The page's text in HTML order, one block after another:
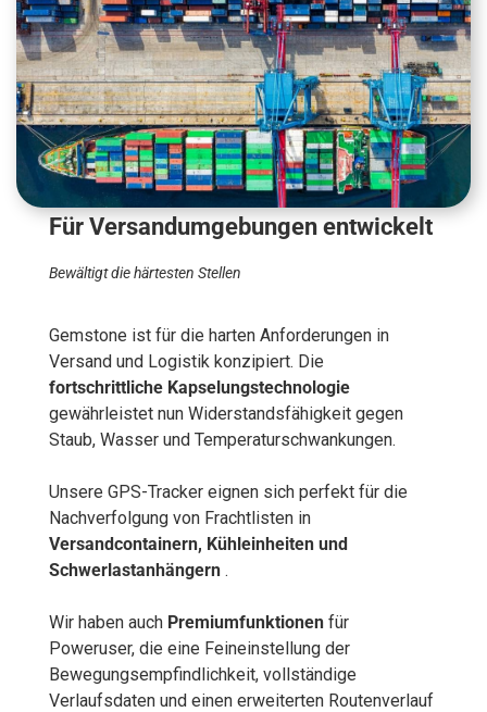
Für Versandumgebungen entwickelt
Bewältigt die härtesten Stellen
Gemstone ist für die harten Anforderungen in
Versand und Logistik konzipiert. Die
fortschrittliche Kapselungstechnologie
gewährleistet nun Widerstandsfähigkeit gegen
Staub, Wasser und Temperaturschwankungen.
Unsere GPS-Tracker eignen sich perfekt für die
Nachverfolgung von Frachtlisten in
Versandcontainern, Kühleinheiten und
Schwerlastanhängern .
Wir haben auch Premiumfunktionen für
Poweruser, die eine Feineinstellung der
Bewegungsempfindlichkeit, vollständige
Verlaufsdaten und einen erweiterten Routenverlauf